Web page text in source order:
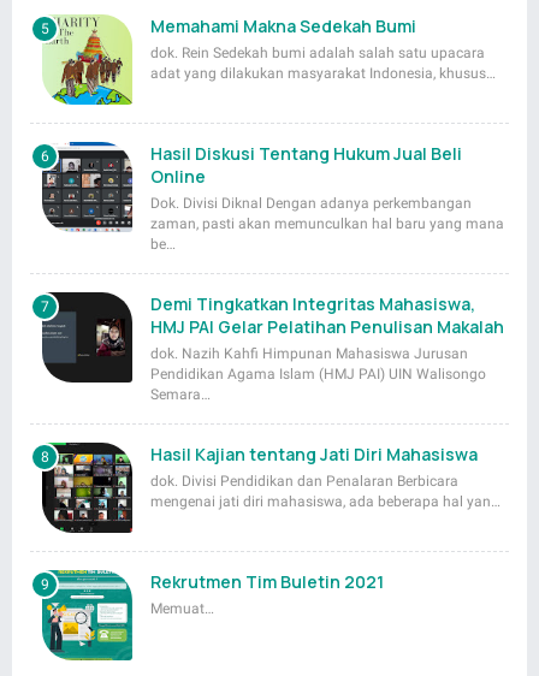
Memahami Makna Sedekah Bumi
dok. Rein Sedekah bumi adalah salah satu upacara
adat yang dilakukan masyarakat Indonesia, khusus…
Hasil Diskusi Tentang Hukum Jual Beli
Online
Dok. Divisi Diknal Dengan adanya perkembangan
zaman, pasti akan memunculkan hal baru yang mana
be…
Demi Tingkatkan Integritas Mahasiswa,
HMJ PAI Gelar Pelatihan Penulisan Makalah
dok. Nazih Kahfi Himpunan Mahasiswa Jurusan
Pendidikan Agama Islam (HMJ PAI) UIN Walisongo
Semara…
Hasil Kajian tentang Jati Diri Mahasiswa
dok. Divisi Pendidikan dan Penalaran Berbicara
mengenai jati diri mahasiswa, ada beberapa hal yan…
Rekrutmen Tim Buletin 2021
Memuat…